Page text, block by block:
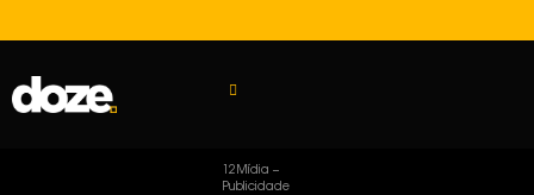
12Mídia –
Publicidade